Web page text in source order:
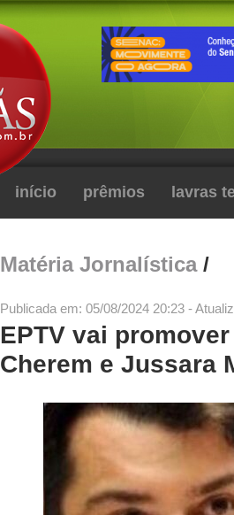
início prêmios lavras
Matéria Jornalística/
Publicada em: 05/08/2024 20:23 -
EPTV vai
Cherem e Jussara